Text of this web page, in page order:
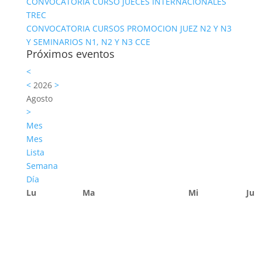
TREC
CONVOCATORIA CURSOS PROMOCION JUEZ N2 Y N3
Y SEMINARIOS N1, N2 Y N3 CCE
Próximos eventos
<
<2026 >
Agosto
>
Mes
Mes
Lista
Semana
Día
Lu
Ma Mi Ju